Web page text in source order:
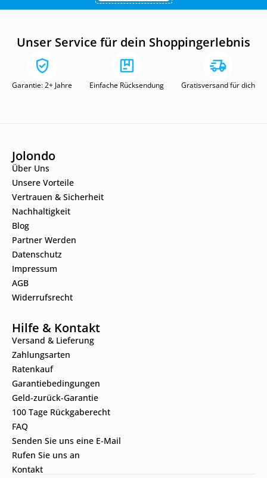
Unser Service für dein Shoppingerlebnis
Garantie: 2+ Jahre Einfache Rücksendung Gratisversand für dich
Jolondo
Über Uns
Unsere Vorteile
Vertrauen & Sicherheit
Nachhaltigkeit
Blog
Partner Werden
Datenschutz
Impressum
AGB
Widerrufsrecht
Hilfe & Kontakt
Versand & Lieferung
Zahlungsarten
Ratenkauf
Garantiebedingungen
Geld-zurück-Garantie
100 Tage Rückgaberecht
FAQ
Senden Sie uns eine E-Mail
Rufen Sie uns an
Kontakt